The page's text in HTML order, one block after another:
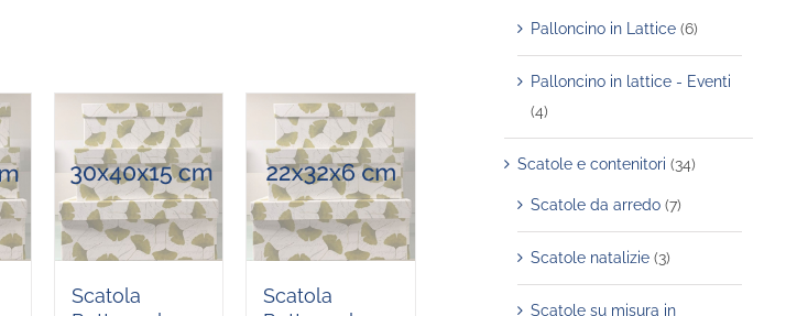
Scatola
Scatola
Palloncino in Lattice (6)
Palloncino in lattice - Eventi
(4)
Scatole e contenitori (34)
Scatole da arredo (7)
Scatole natalizie (3)
Scatole su misura in